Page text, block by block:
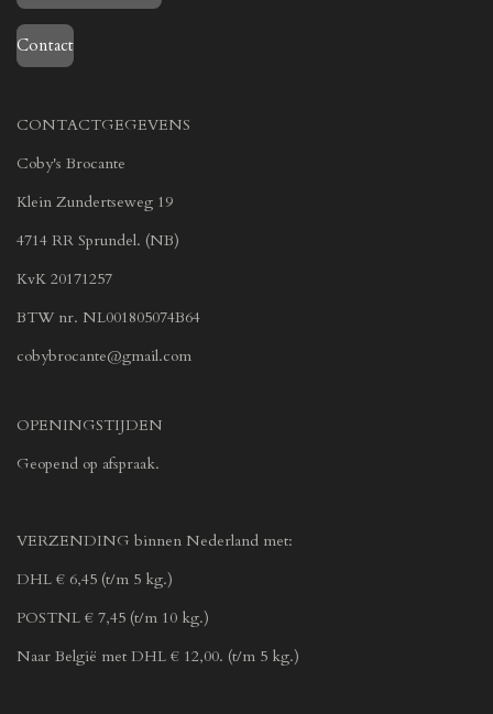
Contact
CONTACTGEGEVENS
Coby's Brocante
Klein Zundertseweg 19
4714 RR Sprundel. (NB)
KvK 20171257
BTW nr. NL001805074B64
cobybrocante@gmail.com
OPENINGSTIJDEN
Geopend op afspraak.
VERZENDING binnen Nederland met:
DHL € 6,45 (t/m 5 kg.)
POSTNL € 7,45 (t/m 10 kg.)
Naar België met DHL € 12,00. (t/m 5 kg.)